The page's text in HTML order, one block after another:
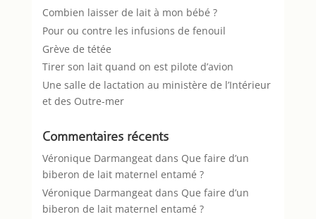
Combien laisser de lait à mon bébé ?
Pour ou contre les infusions de fenouil
Grève de tétée
Tirer son lait quand on est pilote d’avion
Une salle de lactation au ministère de l’Intérieur
et des Outre-mer
Commentaires récents
Véronique Darmangeatdans Que faire d’un
biberon de lait maternel entamé ?
Véronique Darmangeatdans Que faire d’un
biberon de lait maternel entamé ?